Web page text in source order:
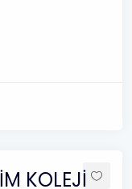
KOLEJİ